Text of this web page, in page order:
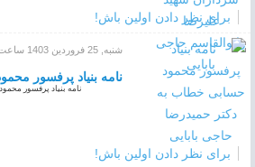
برای نظر دادن اولین باش!
شنبه, 25 فروردين 1403 ساعت 11:31
نامه بنیاد پرفسور
برای نظر دادن اولین باش!